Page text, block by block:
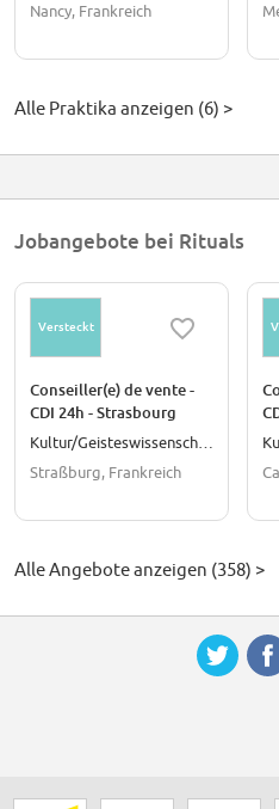
Nancy, Frankreich
Alle Praktika anzeigen (6) >
Jobangebote bei Rituals
Versteckt
Conseiller(e) de vente -
CDI 24h - Strasbourg
Rivétoile
Straßburg, Frankreich
Alle Angebote anzeigen (358) >